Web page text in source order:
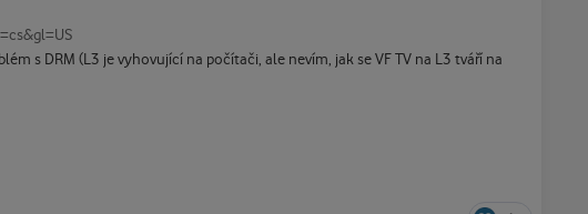
s DRM (L3 je vyhovující na počítači, ale nevím, jak se VF TV na L3 tváří na